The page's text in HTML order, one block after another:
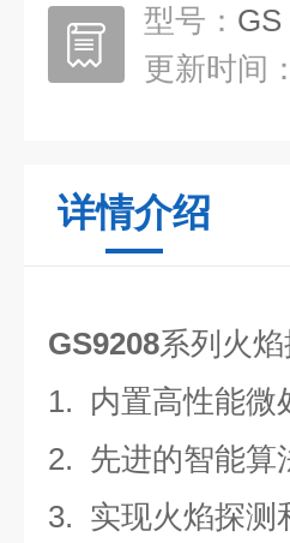
型号： GS
更新时间：
详情介绍
GS9208系列火
1. 内置高性能微
2. 先进的智能算
3. 实现火焰探测